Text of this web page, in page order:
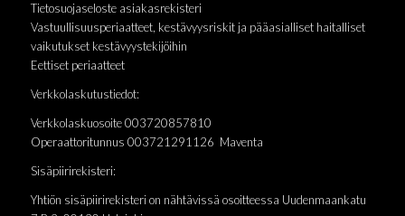
Tietosuojaseloste asiakasrekisteri
Vastuullisuusperiaatteet, kestävyysriskit ja pääasialliset haitalliset
vaikutukset kestävyystekijöihin
Eettiset periaatteet
Verkkolaskutustiedot:
Verkkolaskuosoite 003720857810
Operaattoritunnus 003721291126 Maventa
Sisäpiirirekisteri:
Yhtiön sisäpiirirekisteri on nähtävissä osoitteessa Uudenmaankatu